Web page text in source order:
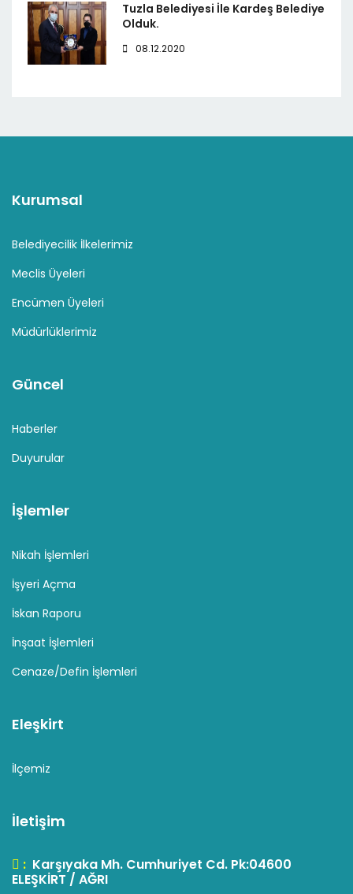
Tuzla Belediyesi İle Kardeş Belediye
Olduk.
08.12.2020
Kurumsal
Belediyecilik İlkelerimiz
Meclis Üyeleri
Encümen Üyeleri
Müdürlüklerimiz
Güncel
Haberler
Duyurular
İşlemler
Nikah İşlemleri
İşyeri Açma
İskan Raporu
İnşaat İşlemleri
Cenaze/Defin İşlemleri
Eleşkirt
İlçemiz
İletişim
: Karşıyaka Mh. Cumhuriyet Cd. Pk:04600
ELEŞKİRT / AĞRI